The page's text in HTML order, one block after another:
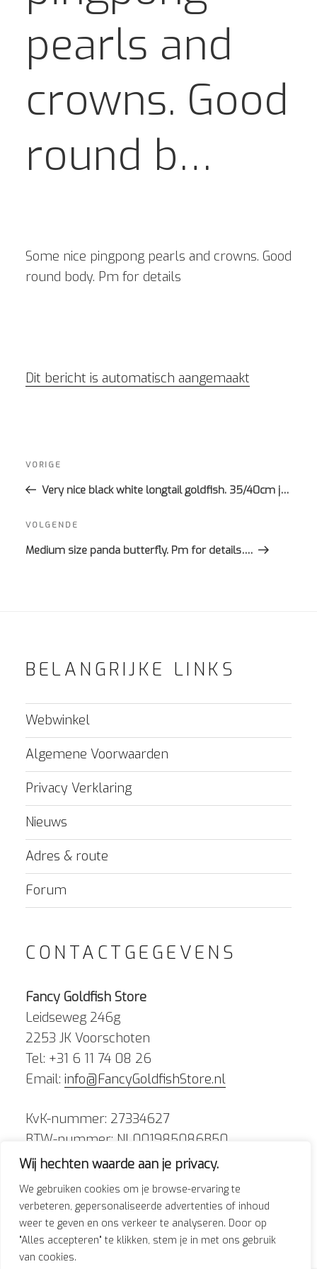
Wij hechten waarde aan je privacy.
We gebruiken cookies om je browse-ervaring te
verbeteren, gepersonaliseerde advertenties of inhoud
weer te geven en ons verkeer te analyseren. Door op
"Alles accepteren" te klikken, stem je in met ons gebruik
van cookies.
pearls and
crowns. Good
round b…
Some nice pingpong pearls and crowns. Good
round body. Pm for details
Dit bericht is automatisch aangemaakt
navigatie
Vorig
bericht
VORIGE
Very nice black white longtail goldfish. 35/40cm j…
Volgend
bericht
VOLGENDE
Medium size panda butterfly. Pm for details….
BELANGRIJKE LINKS
Webwinkel
Algemene Voorwaarden
Privacy Verklaring
Nieuws
Adres & route
Forum
CONTACTGEGEVENS
Fancy Goldfish Store
Leidseweg 246g
2253 JK Voorschoten
Tel: +31 6 11 74 08 26
Email: info@FancyGoldfishStore.nl
KvK-nummer: 27334627
BTW-nummer: NL001985086B50
FacebookInstagram